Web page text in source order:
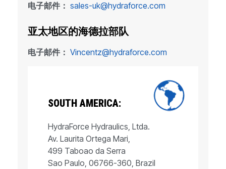
电子邮件： sales-uk@hydraforce.com
亚太地区的海德拉部队
电子邮件： Vincentz@hydraforce.com
SOUTH AMERICA:
HydraForce Hydraulics, Ltda.
Av. Laurita Ortega Mari,
499 Taboao da Serra
Sao Paulo, 06766-360, Brazil